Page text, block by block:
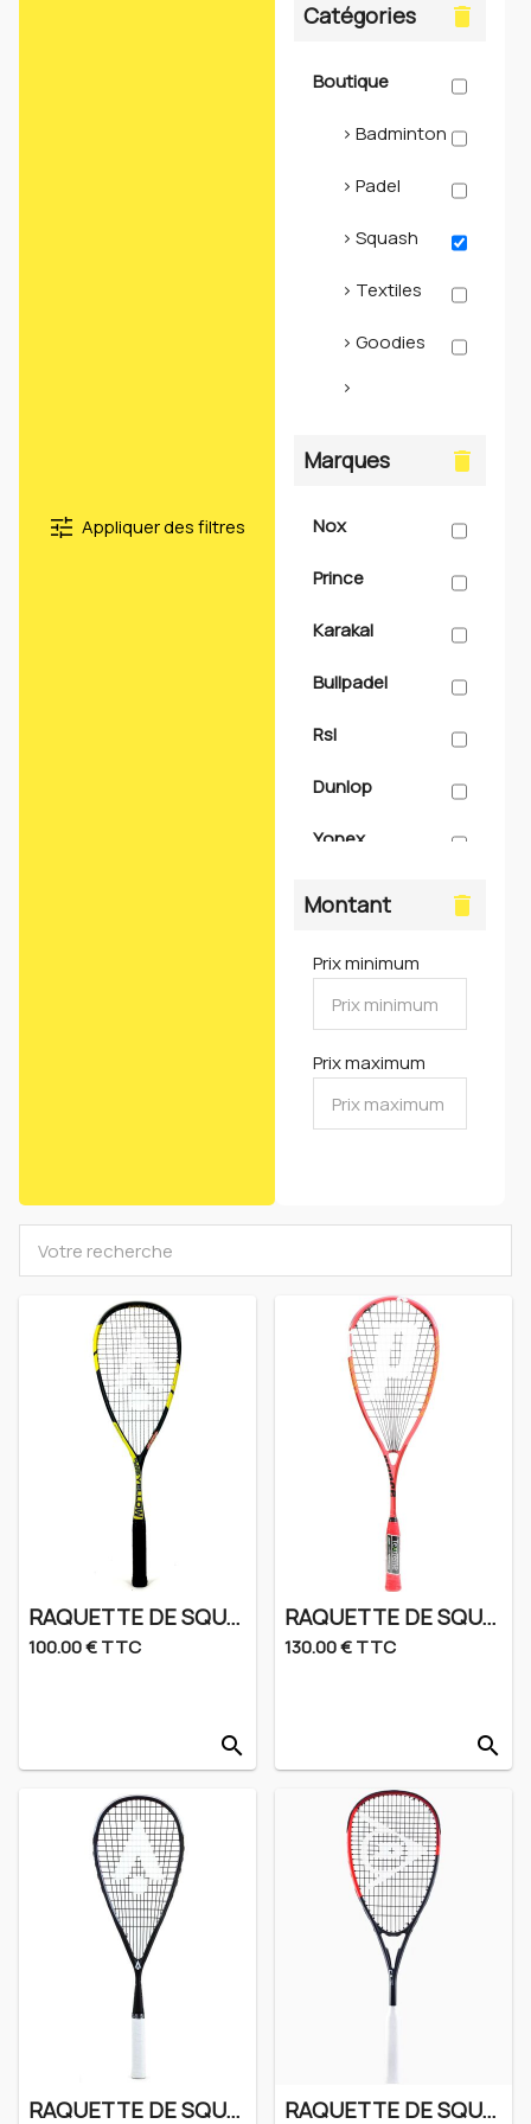
tune Appliquer des filtres
Catégories delete
Boutique
> Badminton
> Padel
> Squash
> Textiles
> Goodies
>
> Pickleball
Marques delete
Nox
Prince
Karakal
Bullpadel
Rsl
Dunlop
Yonex
Adidas
Wilson
Montant delete
Prix minimum
Prix maximum
RAQUETTE DE SQUASH KARAKAL BLACK ZONE
100.00 € TTC
search
RAQUETTE DE SQUASH PRINCE PHOENIX PRO
130.00 € TTC
search
RAQUETTE DE SQUASH KARAKAL MTI 120 RAQUETTE DE SQUASH DUNLOP CX TEAM 125